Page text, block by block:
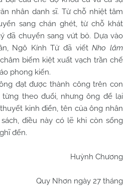
nhân danh sĩ. Từ chỗ nhiệt tâm
sang chán ghét, từ chỗ khát
đã chuyển sang vứt bỏ. Dựa vào
Ngô Kính Tử đã viếtNho lâm
biếm kiệt xuất vạch trần chế
phong kiến.
được thành công trên con
theo đuổi, nhưng ông để lại
kinh điển, tên của ông nhân
điều này có lẽ khi còn sống
đến.
Chương
ngày 27 tháng